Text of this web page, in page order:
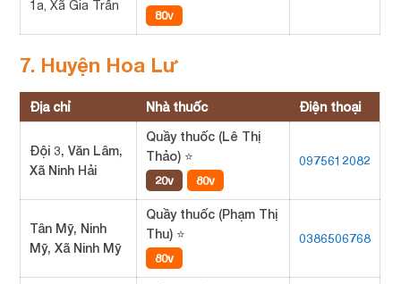
1a, Xã Gia Trấn
80v
7. Huyện Hoa Lư
Địa chỉ Nhà thuốc Điện thoại
Đội 3, Văn Lâm,
Xã Ninh Hải
Quầy thuốc (Lê Thị
Thảo) ⭐
20v 80v
0975612082
Tân Mỹ, Ninh
Mỹ, Xã Ninh Mỹ
Quầy thuốc (Phạm Thị
Thu) ⭐
80v
0386506768